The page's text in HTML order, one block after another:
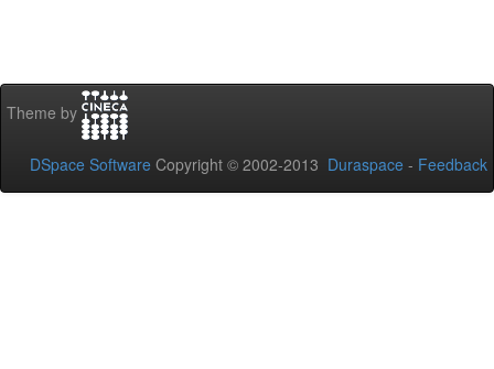
Theme by
DSpace Software Copyright © 2002-2013 Duraspace - Feedback